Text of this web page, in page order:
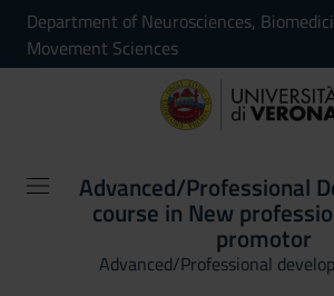
Department of Neurosciences,
Movement Sciences
Advanced/Professional
course in New
promotor
Advanced/Professional